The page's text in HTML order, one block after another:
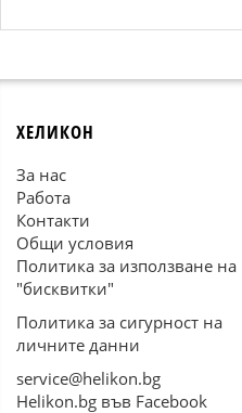
ХЕЛИКОН
За нас
Работа
Контакти
Общи условия
Политика за използване на
"бисквитки"
Политика за сигурност на
личните данни
service@helikon.bg
Helikon.bg във Facebook